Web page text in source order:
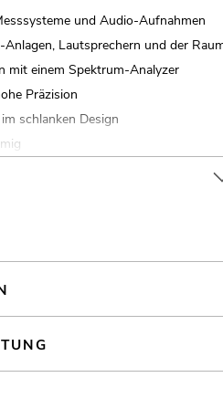
und Audio-Aufnahmen
Lautsprechern und der
mit einem Spektrum-Analyzer
Präzision
schlanken Design
zum Beispiel: Homerecording und